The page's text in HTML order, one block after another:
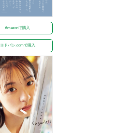
Amazonで購入
ヨドバシ.comで購入